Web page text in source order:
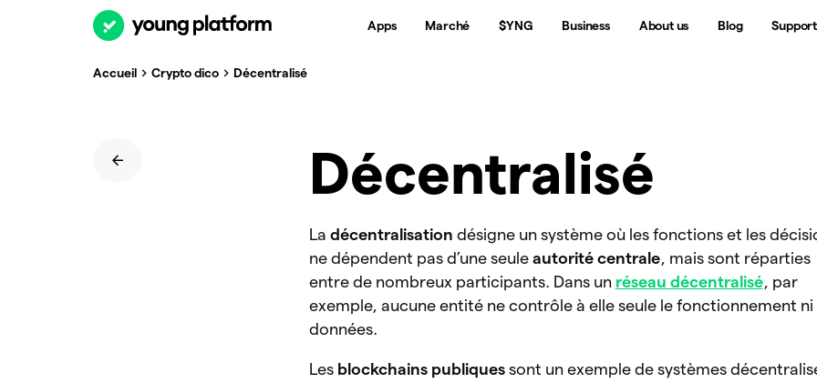
Apps Marché $YNG Business About us Blog Support
Accueil Crypto dico Décentralisé
Décentralisé
La décentralisation désigne un système où les fonctions et les
ne dépendent pas d’une seule autorité centrale, mais sont réparties
entre de nombreux participants. Dans un réseau décentralisé, par
exemple, aucune entité ne contrôle à elle seule le fonctionnement ni
données.
Les blockchains publiquessont un exemple de systèmes